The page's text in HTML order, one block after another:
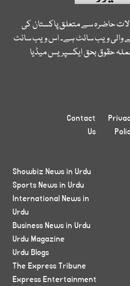
حاضرہ سے متعلق پاکستان کی
والی ویب سائٹ ہے۔ اس ویب سائٹ
حقوق بحق ایکسپریس میڈیا
Contact
Us
Showbiz News in Urdu
Sports News in Urdu
International News in
Urdu
Business News in Urdu
Urdu Magazine
Urdu Blogs
The Express Tribune
Express Entertainment